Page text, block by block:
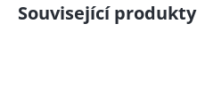
Související produkty